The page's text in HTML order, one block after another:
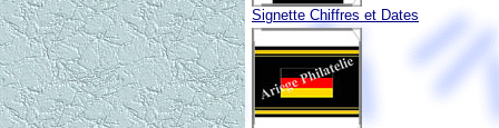
Signette Chiffres et Dates